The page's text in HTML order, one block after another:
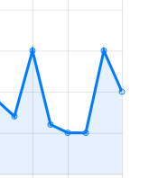
都城
徒歩19分
西都城
徒歩15分
高崎新田
徒歩
高崎新田